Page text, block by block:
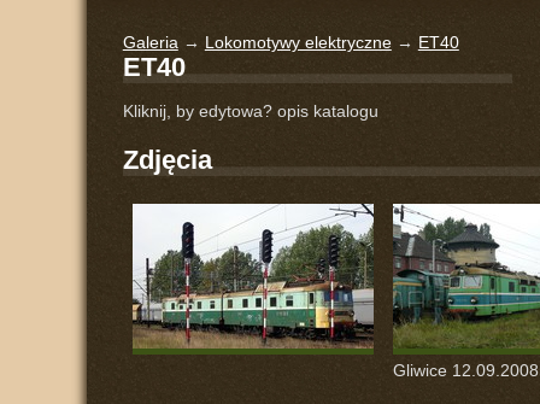
Galeria → Lokomotywy elektryczne→ ET40
ET40
Kliknij, by edytowa? opis katalogu
Zdjęcia
Gliwice